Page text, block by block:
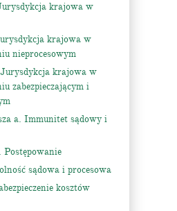
krajowa w
krajowa w
nieprocesowym
krajowa w
zabezpieczającym i
a. Immunitet sądowy i
sądowa i procesowa
kosztów